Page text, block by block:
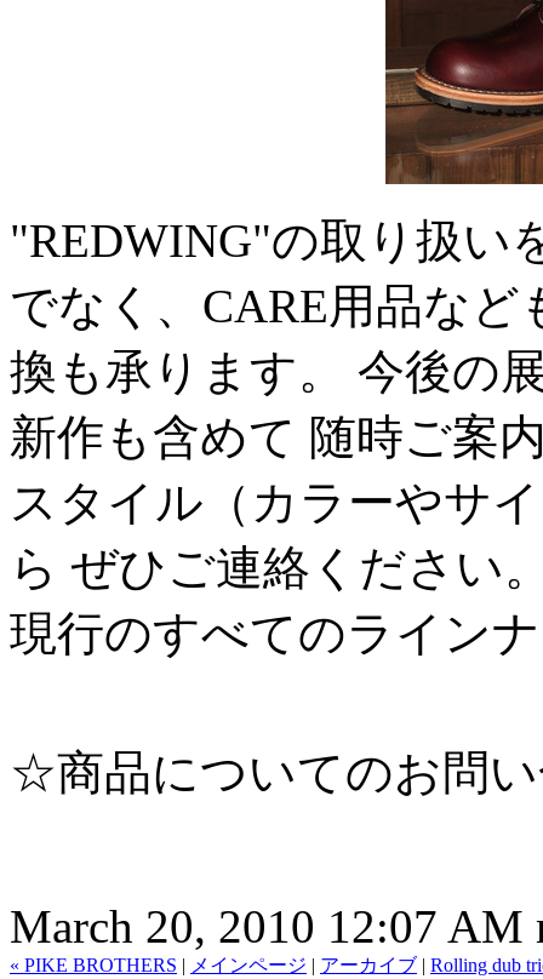
"REDWING"の取り扱い
でなく、CARE用品な
換も承ります。 今後の
新作も含めて 随時ご案
スタイル（カラーやサ
ら ぜひご連絡ください
現行のすべてのライン
☆商品についてのお問
March 20, 2010 12:07 AM
« PIKE BROTHERS | メインページ | アーカイブ | Rolling dub